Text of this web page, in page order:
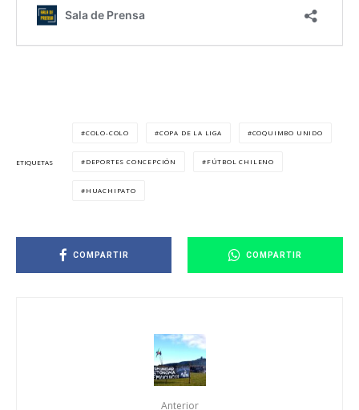
ETIQUETAS
COLO-COLO COPA DE LA LIGA COQUIMBO UNIDO
DEPORTES CONCEPCIÓN FÚTBOL CHILENO
HUACHIPATO
COMPARTIR COMPARTIR
Anterior